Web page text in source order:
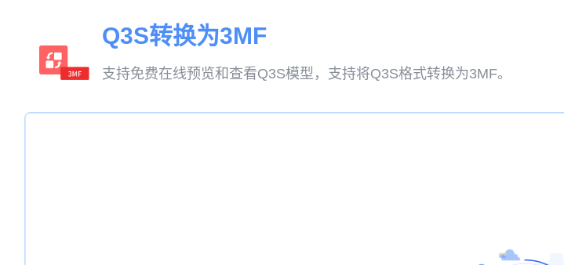
Q3S转换为3MF
支持免费在线预览和查看Q3S模型，支持将Q3S格式转换为3MF。